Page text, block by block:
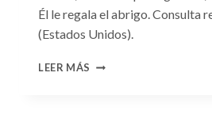
Él le regala el abrigo. Consulta
(Estados Unidos).
LEER MÁS CONSULTA